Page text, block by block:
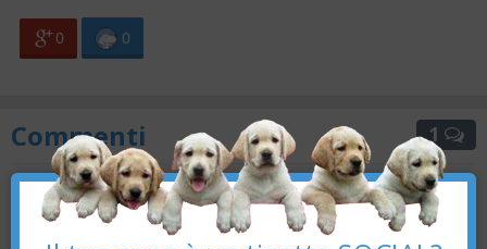
0 0
Commenti 1
Aldo Franceschini : male male
15/10/2018 18:41
×